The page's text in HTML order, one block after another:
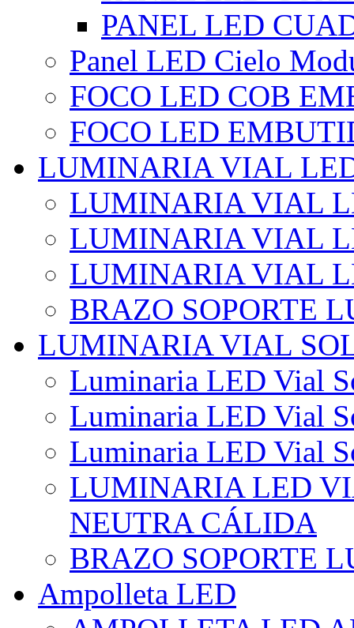
PANEL LED
Panel LED Cielo
FOCO LED COB
FOCO LED
LUMINARIA VIAL
LUMINARIA VIAL
LUMINARIA VIAL
LUMINARIA VIAL
BRAZO SOPORTE
LUMINARIA VIAL
Luminaria LED Vial
Luminaria LED Vial
Luminaria LED Vial
LUMINARIA LED
NEUTRA CÁLIDA
BRAZO SOPORTE
Ampolleta LED